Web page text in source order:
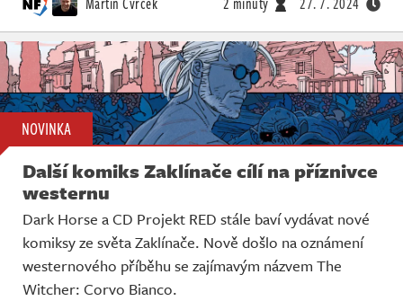
NOVINKA
Další komiks Zaklínače cílí na příznivce
westernu
Dark Horse a CD Projekt RED stále baví vydávat nové
komiksy ze světa Zaklínače. Nově došlo na oznámení
westernového příběhu se zajímavým názvem The
Witcher: Corvo Bianco.